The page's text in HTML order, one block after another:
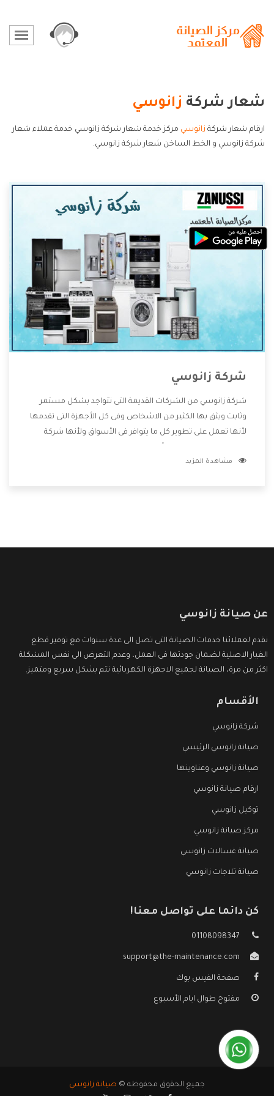
شعار شركة زانوسي
ارقام شعار شركة زانوسي مركز خدمة شعار شركة زانوسي خدمة عملاء شعار
شركة زانوسي و الخط الساخن شعار شركة زانوسي.
شركة زانوسي
شركة زانوسي من الشركات القديمة التى تتواجد بشكل مستمر
وثابت ويثق بها الكثير من الاشخاص وفى كل الأجهزة التى تقدمها
لأنها تعمل على تطوير كل ما يتوافر فى الأسواق ولأنها شركة
وتقدم للعملاء أقوى العروض والخصومات التى تسهل على
مشاهدة المزيد
عن صيانة زانوسي
نقدم لعملائنا خدمات الصيانة التى تصل الى عدة سنوات مع توفير قطع
الغيار الاصلية لضمان جودتها فى العمل، وعدم التعرض الى نفس المشكلة
اكثر من مرة، الصيانة لجميع الاجهزة الكهربائية تتم بشكل سريع ومتميز.
الأقسام
شركة زانوسي
صيانة زانوسي الرئيسي
صيانة زانوسي وعناوينها
ارقام صيانة زانوسي
توكيل زانوسي
مركز صيانة زانوسي
صيانة غسالات زانوسي
صيانة ثلاجات زانوسي
كن دائما على تواصل معنا!
01108098347
support@the-maintenance.com
صفحة الفيس بوك
مفتوح طوال ايام الأسبوع
جميع الحقوق محفوظه © صيانة زانوسي